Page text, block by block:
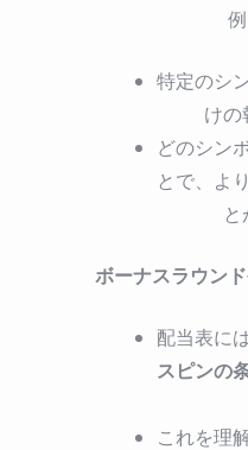
特定のシ
けの
どのシン
とで、よ
ボーナスラウン
配当表に
スピンの
これを理